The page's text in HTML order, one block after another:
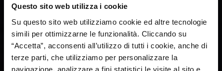
Questo sito web utilizza i cookie
Su questo sito web utilizziamo cookie ed altre tecnologie
simili per ottimizzarne le funzionalità. Cliccando su
“Accetta”, acconsenti all’utilizzo di tutti i cookie, anche di
terze parti, che utilizziamo per personalizzare la
navigazione, analizzare a fini statistici le visite al sito e
CRONACA PARTITA
L'Umana Reyer lotta fino alla fine, Schio
vince il tricolore